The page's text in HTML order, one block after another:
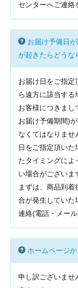
センターへご連絡
お届け予備日
が起きたらどうな
お届け日をご指定
ら遠方に該当す
お客様につきま
お届け予備期間)
なくてはなりませ
日をご指定頂い
たタイミングによ
い場合がございま
まずは、商品到
合が発生していた
連絡(電話・メー
ホームページ
申し訳ございませ